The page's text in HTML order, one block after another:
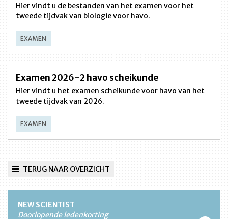
Hier vindt u de bestanden van het examen voor het
tweede tijdvak van biologie voor havo.
EXAMEN
Examen 2026-2 havo scheikunde
Hier vindt u het examen scheikunde voor havo van het
tweede tijdvak van 2026.
EXAMEN
TERUG NAAR OVERZICHT
NEW SCIENTIST
Doorlopende ledenkorting